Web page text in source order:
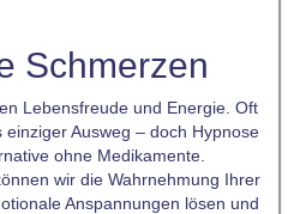
Schmerzen
Lebensfreude und Energie. Oft
Ausweg – doch Hypnose
ohne Medikamente.
wir die Wahrnehmung Ihrer
Anspannungen lösen und